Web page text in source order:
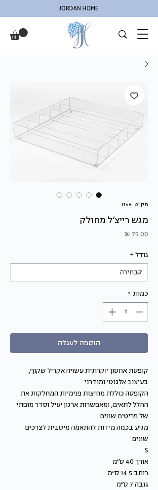
JORDAN HOME
מק"ט: J158
מגש רייצ’ל מחולק
גודל *
כמות *
הוספה לעגלה
קופסת אחסון יוקרתית עשויה אקריל שקוף,
בעיצוב אלגנטי ומודרני.
הקופסה כוללת מחיצות פנימיות המחלקות את
החלל לתאים, ומאפשרות ארגון יעיל וסדר מופתי
של פריטים שונים.
מגיע בכמה מידות להתאמה מיטבית לצרכים
שונים.
S
אורך 40 ס״מ
רוחב 14.5 ס״מ
גובה 7 ס״מ